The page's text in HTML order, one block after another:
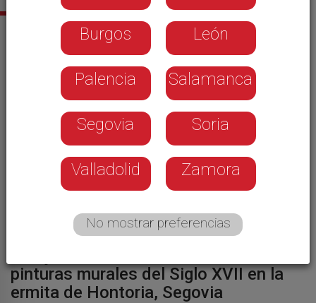
Sus últimas noticias
PATRIMONIO
pinturas murales del Siglo XVII en la
ermita de Hontoria, Segovia
Burgos León
Palencia Salamanca
Segovia Soria
Valladolid Zamora
No mostrar preferencias